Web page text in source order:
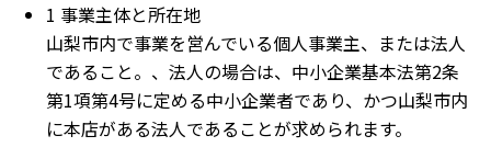
1 事業主体と所在地
山梨市内で事業を営んでいる個人事業主、または法人
であること。、法人の場合は、中小企業基本法第2条
第1項第4号に定める中小企業者であり、かつ山梨市内
に本店がある法人であることが求められます。